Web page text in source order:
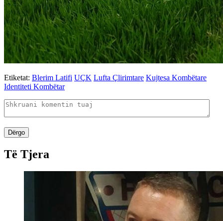
Etiketat: Blerim Latifi UÇK Lufta Çlirimtare Kujtesa Kombëtare
Identiteti Kombëtar
Dërgo
Të Tjera